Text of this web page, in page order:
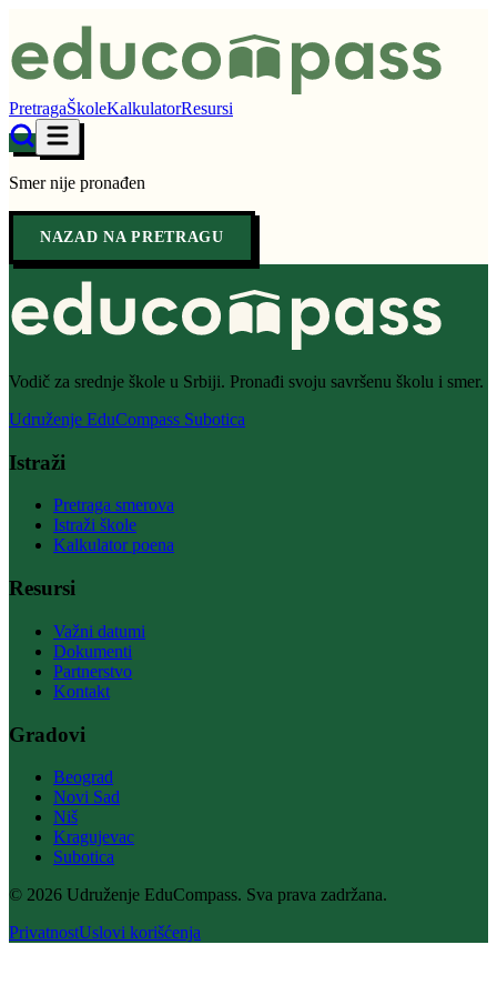
PretragaŠkoleKalkulatorResursi
Smer nije pronađen
NAZAD NA PRETRAGU
Vodič za srednje škole u Srbiji. Pronađi svoju savršenu školu i smer.
Udruženje EduCompass Subotica
Istraži
Pretraga smerova
Istraži škole
Kalkulator poena
Resursi
Važni datumi
Dokumenti
Partnerstvo
Kontakt
Gradovi
Beograd
Novi Sad
Niš
Kragujevac
Subotica
© 2026 Udruženje EduCompass. Sva prava zadržana.
PrivatnostUslovi korišćenja